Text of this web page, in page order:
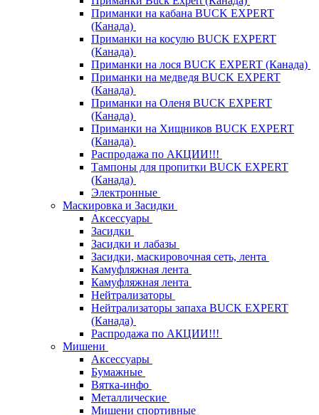
Приманки на кабана BUCK EXPERT
(Канада)
Приманки на косулю BUCK EXPERT
(Канада)
Приманки на лося BUCK EXPERT (Канада)
Приманки на медведя BUCK EXPERT
(Канада)
Приманки на Оленя BUCK EXPERT
(Канада)
Приманки на Хищников BUCK EXPERT
(Канада)
Распродажа по АКЦИИ!!!
Тампоны для пропитки BUCK EXPERT
(Канада)
Электронные
Маскировка и Засидки
Аксессуары
Засидки
Засидки и лабазы
Засидки, маскировочная сеть, лента
Камуфляжная лента
Камуфляжная лента
Нейтрализаторы
Нейтрализаторы запаха BUCK EXPERT
(Канада)
Распродажа по АКЦИИ!!!
Мишени
Аксессуары
Бумажные
Вятка-инфо
Металлические
Мишени спортивные